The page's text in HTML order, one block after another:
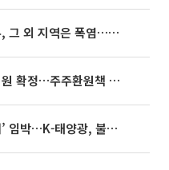
동해안은 시간당 80㎜ 폭우, 그 외 지역은 폭염…‘극과 극 날씨’
SK하이닉스, 분기배당 375원 확정…주주환원책 9월로 앞당겨 발표
美 ‘232조 하이브리드 제재’ 임박…K-태양광, 불확실성 털고 날개 다나